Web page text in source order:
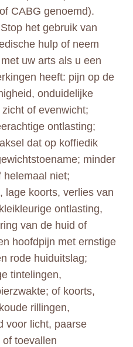
CABG genoemd).
het gebruik van
hulp of neem
uw arts als u een
heeft: pijn op de
onduidelijke
of evenwicht;
ontlasting;
dat op koffiedik
minder
helemaal niet;
lage koorts, verlies van
ontlasting,
van de huid of
hoofdpijn met ernstige
rode huiduitslag;
tintelingen,
of koorts,
rillingen,
voor licht, paarse
toevallen